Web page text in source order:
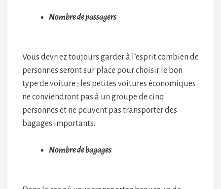
Nombre de passagers
Vous devriez toujours garder à l’esprit combien de
personnes seront sur place pour choisir le bon
type de voiture ; les petites voitures économiques
ne conviendront pas à un groupe de cinq
personnes et ne peuvent pas transporter des
bagages importants.
Nombre de bagages